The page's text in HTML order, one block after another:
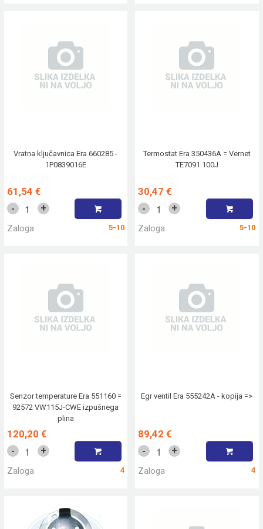
Vratna ključavnica Era 660285 -
1P0839016E
61,54 €
- +
Zaloga 5-10
Termostat Era 350436A = Vernet
TE7091.100J
30,47 €
- +
Zaloga 5-10
Senzor temperature Era 551160 =
92572 VW115J-CWE izpušnega
plina
120,20 €
- +
Zaloga 4
Egr ventil Era 555242A - kopija =>
89,42 €
- +
Zaloga 4